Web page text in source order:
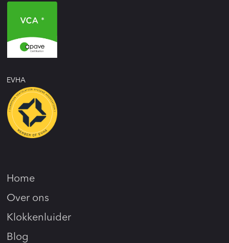
EVHA
Home
Over ons
Klokkenluider
Blog